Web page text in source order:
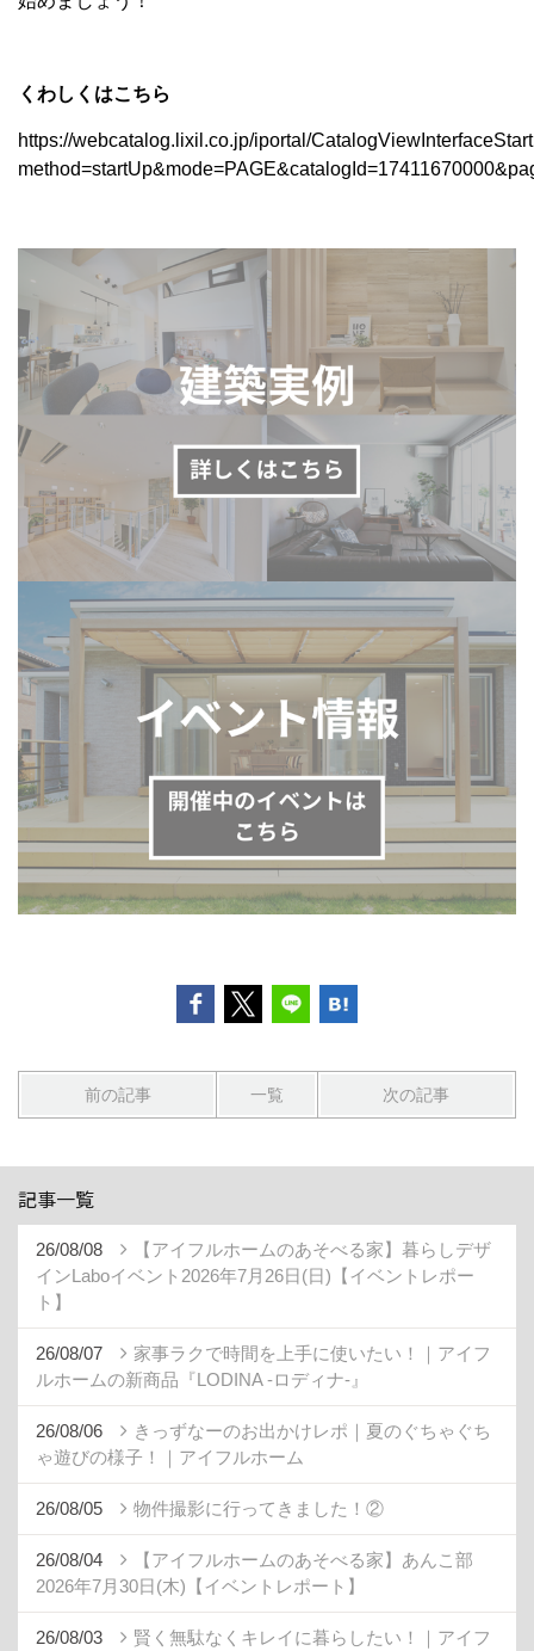
くわしくはこちら
https://webcatalog.lixil.co.jp/iportal/
前の記事 一覧 次の記事
記事一覧
26/08/08
【アイフルホームのあそべる家】暮らしデザ
インLaboイベント2026年7月26日(日)【イベントレポー
ト】
26/08/07
家事ラクで時間を上手に使いたい！｜アイフ
ルホームの新商品『LODINA -ロディナ-』
26/08/06
きっずなーのお出かけレポ｜夏のぐちゃぐち
ゃ遊びの様子！｜アイフルホーム
26/08/05 物件撮影に行ってきました！②
26/08/04
【アイフルホームのあそべる家】あんこ部
2026年7月30日(木)【イベントレポート】
26/08/03
賢く無駄なくキレイに暮らしたい！｜アイフ